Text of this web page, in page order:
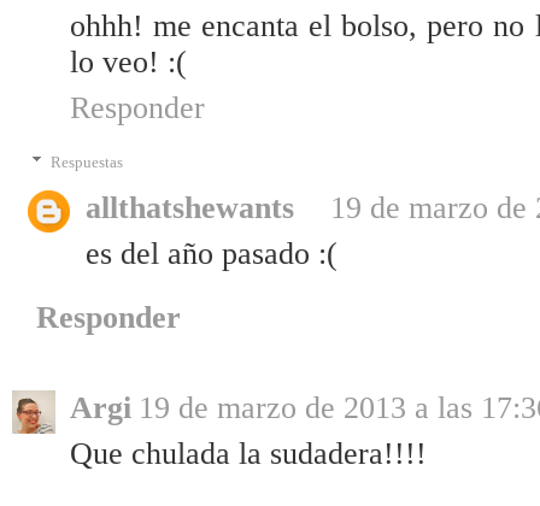
ohhh! me encanta el bolso, pero
lo veo! :(
Responder
Respuestas
allthatshewants
19 de marzo de
es del año pasado :(
Responder
Argi 19 de marzo de 2013 a las
Que chulada la sudadera!!!!